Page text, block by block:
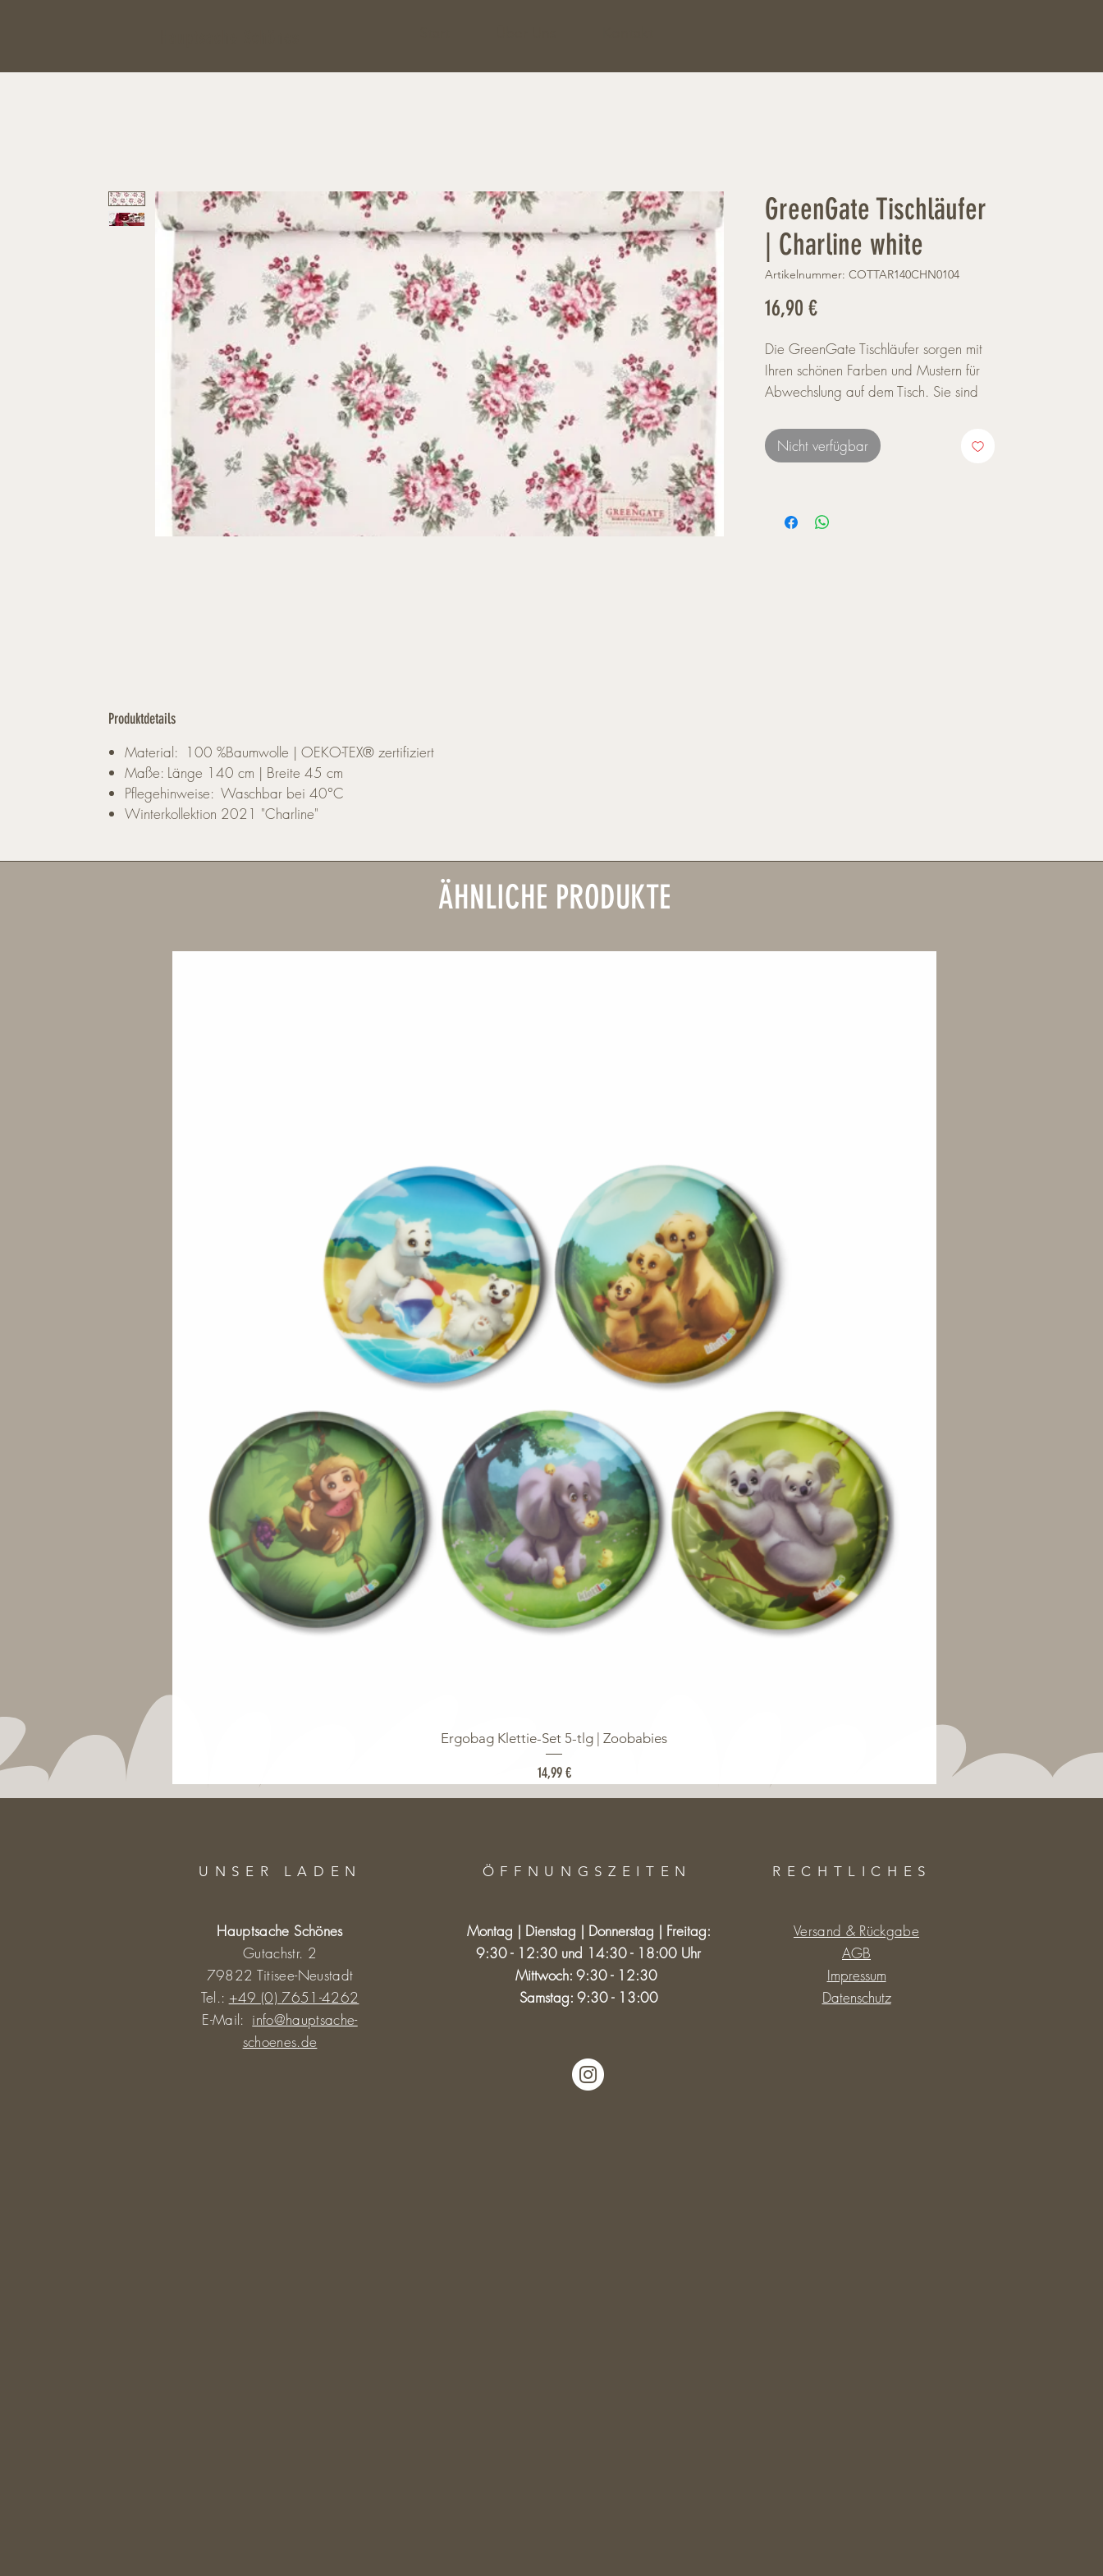
GreenGate Tischläufer
| Charline white
Artikelnummer: COTTAR140CHN0104
16,90 €Preis
Die GreenGate Tischläufer sorgen mit
Ihren schönen Farben und Mustern für
Abwechslung auf dem Tisch. Sie sind
überzeugen mit einer hohen Qualität.
Nicht verfügbar
Produktdetails
Material: 100 %Baumwolle | OEKO-TEX® zertifiziert
Maße: Länge 140 cm | Breite 45 cm
Pflegehinweise: Waschbar bei 40°C
Winterkollektion 2021 "Charline"
ÄHNLICHE PRODUKTE
Ergobag Klettie-Set 5-tlg | Zoobabies
Preis
14,99 €
UNSER LADEN ÖFFNUNGSZEITE N RECHTLICHES
Hauptsache Schönes
Gutachstr. 2
79822 Titisee-Neustadt
Tel.: +49 (0) 7651-4262
E-Mail: info@hauptsache-
schoenes.de
Montag | Dienstag | Donnerstag | Freitag:
9:30 - 12:30 und 14:30 - 18:00 Uhr
Mittwoch: 9:30 - 12:30
Samstag: 9:30 - 13:00
Versand & Rückgabe
AGB
Impressum
Datenschutz